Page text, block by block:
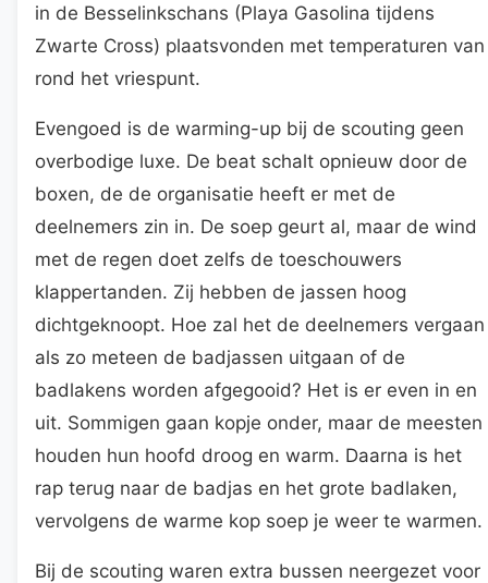
in de Besselinkschans (Playa Gasolina tijdens
Zwarte Cross) plaatsvonden met temperaturen van
rond het vriespunt.
Evengoed is de warming-up bij de scouting geen
overbodige luxe. De beat schalt opnieuw door de
boxen, de de organisatie heeft er met de
deelnemers zin in. De soep geurt al, maar de wind
met de regen doet zelfs de toeschouwers
klappertanden. Zij hebben de jassen hoog
dichtgeknoopt. Hoe zal het de deelnemers vergaan
als zo meteen de badjassen uitgaan of de
badlakens worden afgegooid? Het is er even in en
uit. Sommigen gaan kopje onder, maar de meesten
houden hun hoofd droog en warm. Daarna is het
rap terug naar de badjas en het grote badlaken,
vervolgens de warme kop soep je weer te warmen.
Bij de scouting waren extra bussen neergezet voor